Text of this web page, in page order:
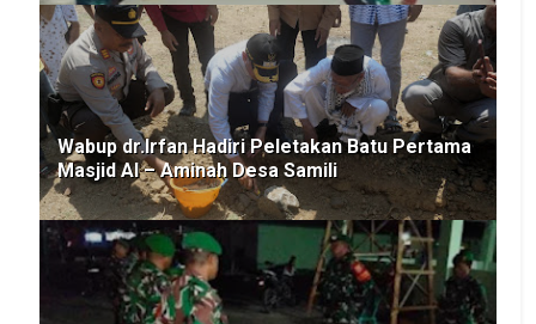
Wabup dr.Irfan Hadiri Peletakan Batu Pertama
Masjid Al – Aminah Desa Samili